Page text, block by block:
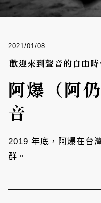
2021/01/08
歡迎來到聲音的自由
阿爆（阿
音
2019 年底，阿爆在台
群。